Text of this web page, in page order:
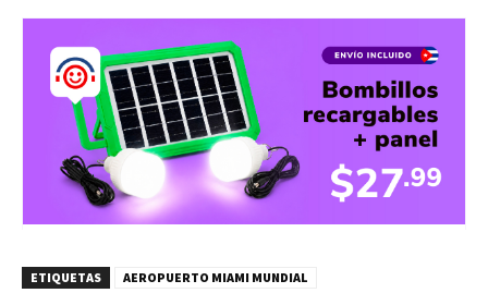
ETIQUETAS AEROPUERTO MIAMI MUNDIAL